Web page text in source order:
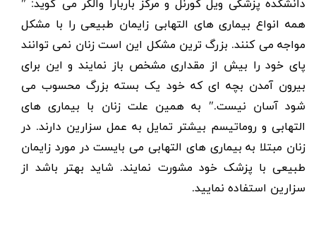
دانشکده پزشکی ویل کورنل و مرکز باربارا والکر می گوید: "
همه انواع بیماری های التهابی زایمان طبیعی را با مشکل
مواجه می کنند. بزرگ ترین مشکل این است زنان نمی توانند
پای خود را بیش از مقداری مشخص باز نمایند و این برای
بیرون آمدن بچه ای که خود یک بسته بزرگ محسوب می
شود آسان نیست." به همین علت زنان با بیماری های
التهابی و روماتیسم بیشتر تمایل به عمل سزارین دارند. در
زنان مبتلا به بیماری های التهابی می بایستدر مورد زایمان
طبیعی با پزشک خود مشورت نمایند. شاید بهتر باشد از
سزارین استفاده نمایید.